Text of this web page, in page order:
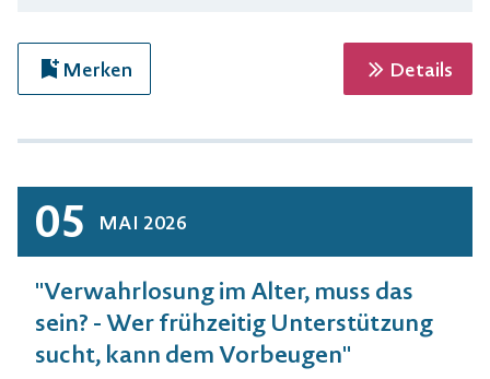
Merken Details
"Verwahrlosung im Alter, muss das
sein? - Wer frühzeitig Unterstützung
sucht, kann dem Vorbeugen"
05 MAI 2026